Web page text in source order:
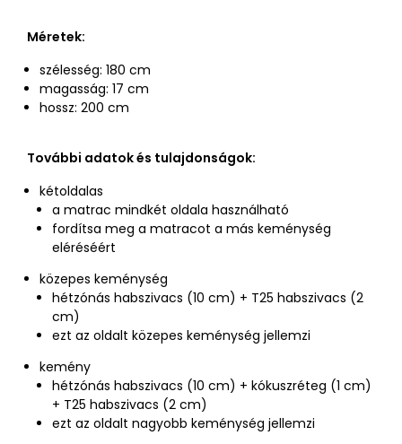
Méretek:
szélesség: 180 cm
magasság: 17 cm
hossz: 200 cm
További adatok és tulajdonságok:
kétoldalas
a matrac mindkét oldala használható
fordítsa meg a matracot a más keménység
eléréséért
közepes keménység
hétzónás habszivacs (10 cm) + T25 habszivacs (2
cm)
ezt az oldalt közepes keménység jellemzi
kemény
hétzónás habszivacs (10 cm) + kókuszréteg (1 cm)
+ T25 habszivacs (2 cm)
ezt az oldalt nagyobb keménység jellemzi